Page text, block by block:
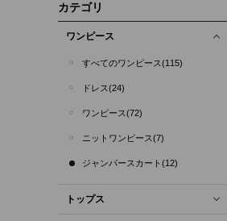
カテゴリ
ワンピース
すべてのワンピース(115)
ドレス(24)
ワンピース(72)
ニットワンピース(7)
ジャンパースカート(12)
トップス